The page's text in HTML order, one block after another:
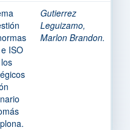
ISO
Gutierrez
Leguizamo,
Marlon Brandon.